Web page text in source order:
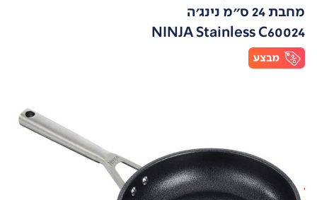
מחבת 24 ס"מ נינג'ה
NINJA Stainless C60024